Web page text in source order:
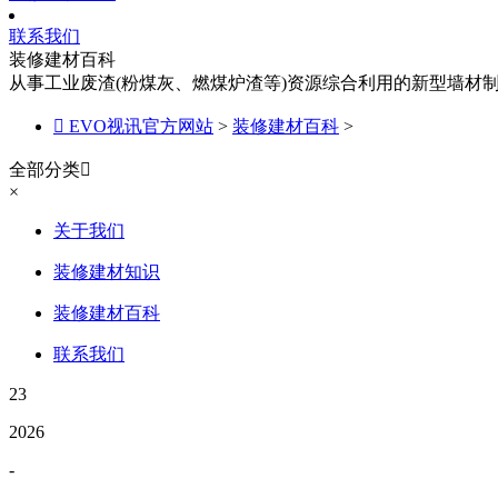
联系我们
装修建材百科
从事工业废渣(粉煤灰、燃煤炉渣等)资源综合利用的新型墙材
 EVO视讯官方网站 > 装修建材百科 >
全部分类
×
关于我们
装修建材知识
装修建材百科
联系我们
23
2026
-